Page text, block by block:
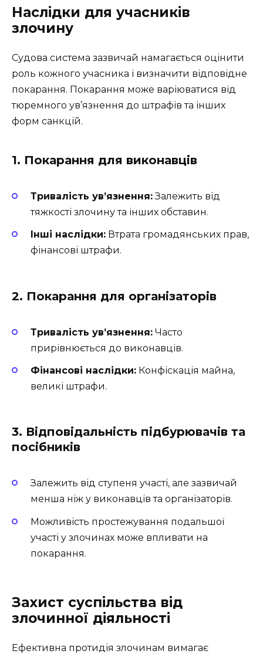
Наслідки для учасників
злочину
Судова система зазвичай намагається оцінити
роль кожного учасника і визначити відповідне
покарання. Покарання може варіюватися від
тюремного ув’язнення до штрафів та інших
форм санкцій.
1. Покарання для виконавців
Тривалість ув’язнення:Залежить від
тяжкості злочину та інших обставин.
Інші наслідки: Втрата громадянських прав,
фінансові штрафи.
2. Покарання для організаторів
Тривалість ув’язнення: Часто
прирівнюється до виконавців.
Фінансові наслідки: Конфіскація майна,
великі штрафи.
3. Відповідальність підбурювачів та
посібників
Залежить від ступеня участі, але зазвичай
менша ніж у виконавців та організаторів.
Можливість простежування подальшої
участі у злочинах може впливати на
покарання.
Захист суспільства від
злочинної діяльності
Ефективна протидія злочинам вимагає